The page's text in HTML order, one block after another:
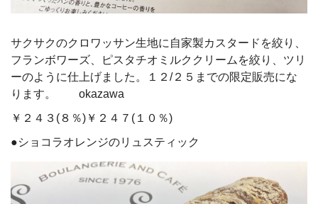
サクサクのクロワッサン生地に自家製カスタードを絞り、
フランボワーズ、ピスタチオミルククリームを絞り、ツリ
ーのように仕上げました。１２/２５までの限定販売にな
ります。 okazawa
￥２４３(８％)￥２４７(１０％)
●ショコラオレンジのリュスティック